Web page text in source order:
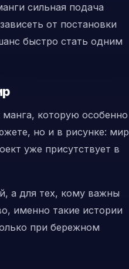
сильная подача
от постановки
быстро стать одним
которую особенно
но и в рисунке: мир
уже присутствует в
а для тех, кому важны
именно такие истории
при бережном